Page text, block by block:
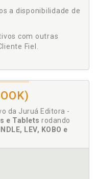
a disponibilidade de
com outras
Fiel.
da Juruá Editora -
e Tablets rodando
LEV, KOBO e